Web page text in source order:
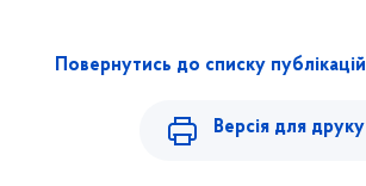
Повернутись до списку публікацій
Версія для друку